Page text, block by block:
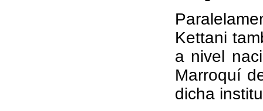
Kettani
a nivel
Marroquí
dicha